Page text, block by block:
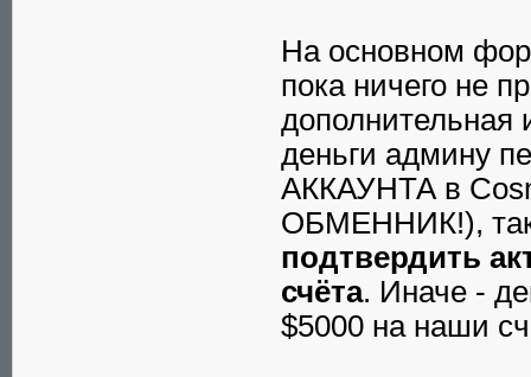
На основном
пока ничего не
деньги админу
АККАУНТА в
ОБМЕННИК!),
подтвердить
счёта. Иначе -
$5000 на наши